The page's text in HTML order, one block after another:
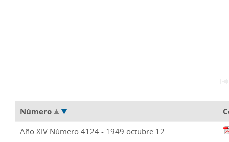
Número
Año XIV Número 4124 - 1949 octubre 12